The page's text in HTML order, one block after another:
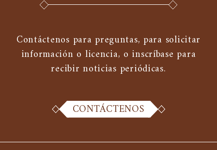
Contáctenos para preguntas, para solicitar
información o licencia, o inscríbase para
recibir noticias periódicas.
CONTÁCTENOS